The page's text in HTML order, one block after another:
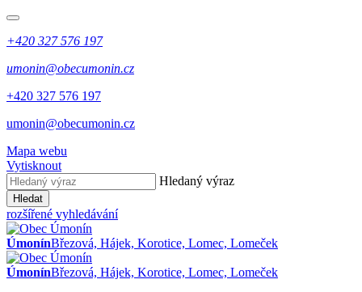
+420 327 576 197
umonin@obecumonin.cz
+420 327 576 197
umonin@obecumonin.cz
Mapa webu
Vytisknout
Hledaný výraz
Hledat
rozšířené vyhledávání
ÚmonínBřezová, Hájek, Korotice, Lomec, Lomeček
ÚmonínBřezová, Hájek, Korotice, Lomec, Lomeček